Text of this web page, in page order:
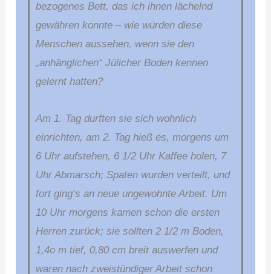
bezogenes Bett, das ich ihnen lächelnd
gewähren konnte – wie würden diese
Menschen aussehen, wenn sie den
„anhänglichen“ Jülicher Boden kennen
gelernt hatten?
Am 1. Tag durften sie sich wohnlich
einrichten, am 2. Tag hieß es, morgens um
6 Uhr aufstehen, 6 1/2 Uhr Kaffee holen, 7
Uhr Abmarsch; Spaten wurden verteilt, und
fort ging’s an neue ungewohnte Arbeit. Um
10 Uhr morgens kamen schon die ersten
Herren zurück; sie sollten 2 1/2 m Boden,
1,4o m tief, 0,80 cm breit auswerfen und
waren nach zweistündiger Arbeit schon